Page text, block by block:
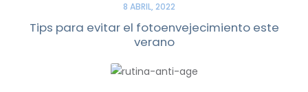
8 ABRIL, 2022
Tips para evitar el fotoenvejecimiento este
verano